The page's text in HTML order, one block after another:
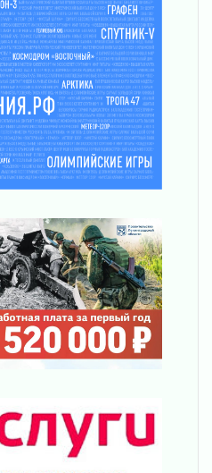
в корзинку пока не
Ленобласти
на 40% за год
честь дня рождения
детей и взрослых
День Воздушно-
жителей перед
напомнит жителям
о неоплаченных